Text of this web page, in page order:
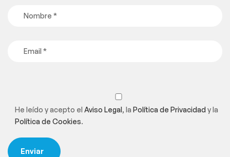
He leído y acepto el Aviso Legal, la Política de Privacidady la
Política de Cookies.